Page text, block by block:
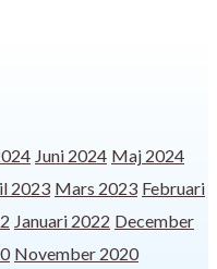
Juni 2024 Maj 2024
2023 Mars 2023 Februari
Januari 2022 December
November 2020